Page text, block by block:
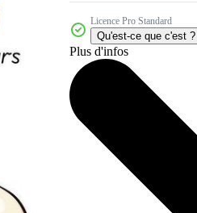
Licence Pro Standard
Qu'est-ce que c'est ?
Plus d'infos